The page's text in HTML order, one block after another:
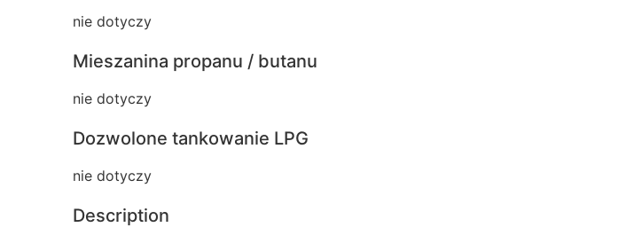
nie dotyczy
Mieszanina propanu / butanu
nie dotyczy
Dozwolone tankowanie LPG
nie dotyczy
Description